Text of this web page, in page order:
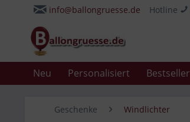
info@ballongruesse.de Hotline
Neu Personalisiert Bestseller
Geschenke Windlichter